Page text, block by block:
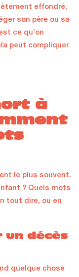
effondré,
son père ou sa
ce qu’on
peut compliquer
à
le plus souvent.
? Quels mots
tout dire, ou en
un décès
quelque chose